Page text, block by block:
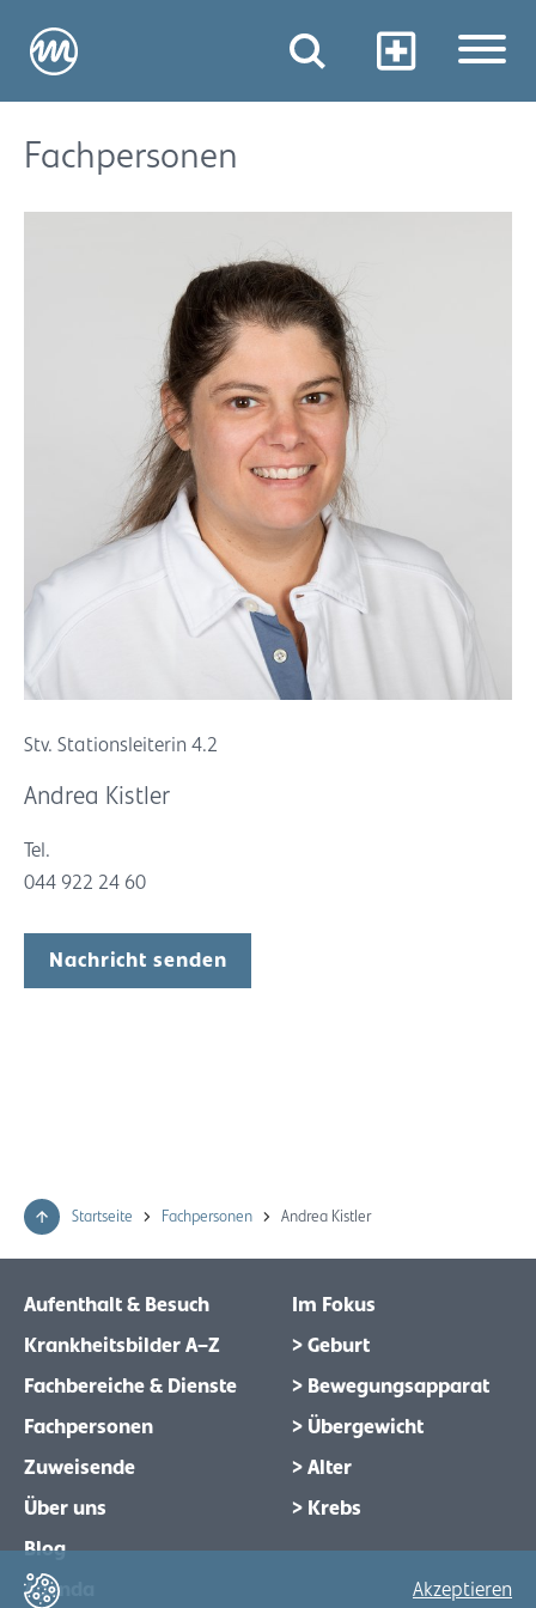
Fachpersonen
Stv. Stationsleiterin 4.2
Andrea Kistler
Tel.
044 922 24 60
Nachricht senden
Akzeptieren
Startseite Fachpersonen Andrea Kistler
Aufenthalt & Besuch
Krankheitsbilder A–Z
Fachbereiche & Dienste
Fachpersonen
Zuweisende
Über uns
Blog
Agenda
Im Fokus
> Geburt
> Bewegungsapparat
> Übergewicht
> Alter
> Krebs